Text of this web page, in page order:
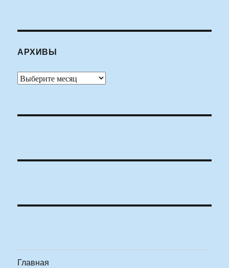
АРХИВЫ
Архивы
Главная